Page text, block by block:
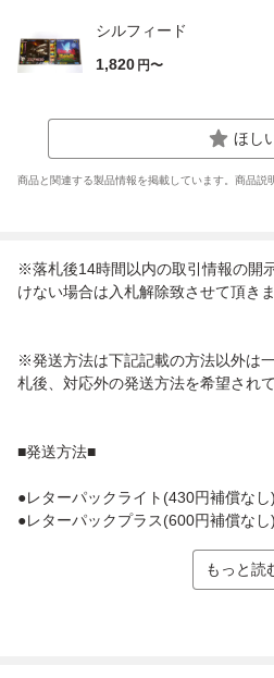
シルフィード
1,820 円〜
ほし
商品と関連する製品情報を掲載しています。商品説
※落札後14時間以内の取引情報の開
けない場合は入札解除致させて頂きま
※発送方法は下記記載の方法以外は
札後、対応外の発送方法を希望され
■発送方法■
●レターパックライト(430円補償なし)
●レターパックプラス(600円補償なし
もっと読